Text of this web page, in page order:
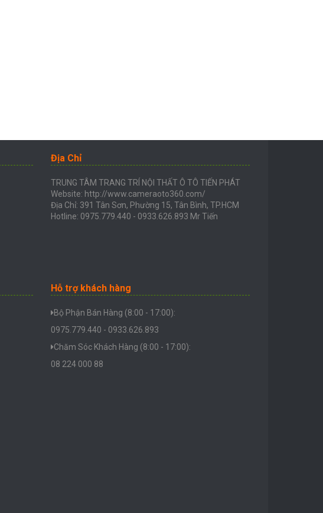
Địa Chỉ
TRUNG TÂM TRANG TRÍ NỘI THẤT Ô TÔ TIẾN PHÁT
Website: http://www.cameraoto360.com/
Địa Chỉ: 391 Tân Sơn, Phường 15, Tân Bình, TP.HCM
Hotline: 0975.779.440 - 0933.626.893 Mr Tiến
Hỗ trợ khách hàng
Bộ Phận Bán Hàng (8:00 - 17:00):
0975.779.440 - 0933.626.893
Chăm Sóc Khách Hàng (8:00 - 17:00):
08 224 000 88